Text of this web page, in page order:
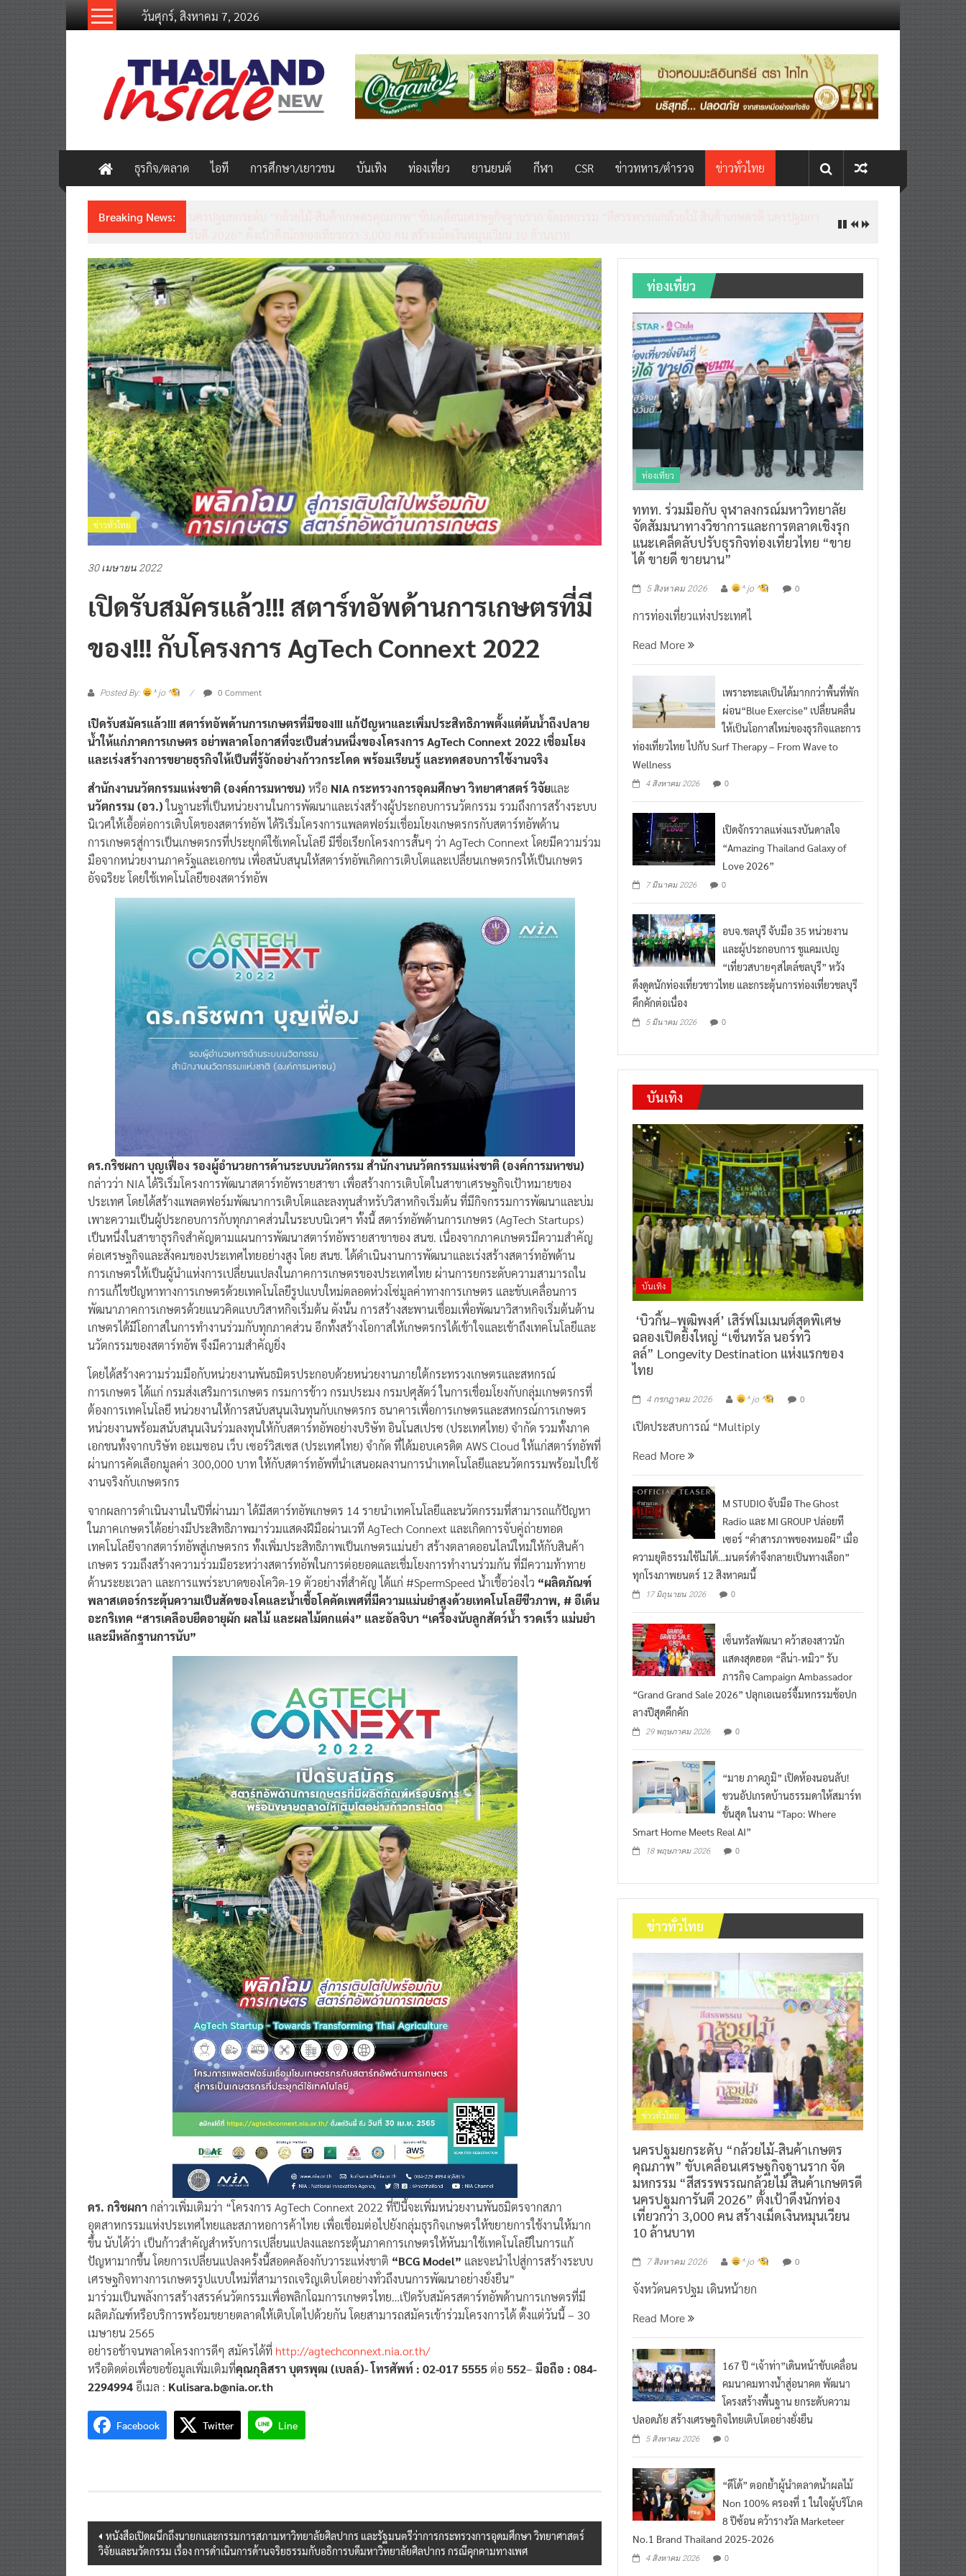
วันศุกร์, สิงหาคม 7, 2026
thailandinsidenew.com
Thailand
Inside
New
ธุรกิจ/ตลาด ไอที การศึกษา/เยาวชน บันเทิง ท่องเที่ยว ยานยนต์ กีฬา CSR ข่าวทหาร/ตำรวจ ข่าวทั่วไทย
Breaking News:
ข่าวทั่วไทย
เปิดรับสมัครแล้ว!!! สตาร์ทอัพด้านการเกษตรที่มี
ของ!!! กับโครงการ AgTech Connext 2022
เปิดรับสมัครแล้ว!!! สตาร์ทอัพด้านการเกษตรที่มีของ!!! แก้ปัญหาและเพิ่มประสิทธิภาพตั้งแต่ต้นน้ำถึงปลาย
น้ำให้แก่ภาคการเกษตร อย่าพลาดโอกาสที่จะเป็นส่วนหนึ่งของโครงการ AgTech Connext 2022 เชื่อมโยง
และเร่งสร้างการขยายธุรกิจให้เป็นที่รู้จักอย่างก้าวกระโดด พร้อมเรียนรู้ และทดสอบการใช้งานจริง
สำนักงานนวัตกรรมแห่งชาติ (องค์การมหาชน)
NIA กระทรวงการอุดมศึกษา วิทยาศาสตร์ วิจัย
นวัตกรรม (อว.)ในฐานะที่เป็นหน่วยงานในการพัฒนาและเร่งสร้างผู้ประกอบการนวัตกรรม รวมถึงการสร้างระบบ
นิเวศให้เอื้อต่อการเติบโตของสตาร์ทอัพ ได้ริเริ่มโครงการแพลตฟอร์มเชื่อมโยงเกษตรกรกับสตาร์ทอัพด้าน
การเกษตรสู่การเป็นเกษตรกรที่ประยุกต์ใช้เทคโนโลยี มีชื่อเรียกโครงการสั้นๆ ว่า AgTech Connext โดยมีความร่วม
มือจากหน่วยงานภาครัฐและเอกชน เพื่อสนับสนุนให้สตาร์ทอัพเกิดการเติบโตและเปลี่ยนเกษตรกรให้เป็นเกษตร
อัจฉริยะ โดยใช้เทคโนโลยีของสตาร์ทอัพ
ดร.กริชผกา บุญเฟื่อง รองผู้อำนวยการด้านระบบนวัตกรรม สำนักงานนวัตกรรมแห่งชาติ (องค์การมหาชน)
กล่าวว่า NIA ได้ริเริ่มโครงการพัฒนาสตาร์ทอัพรายสาขา เพื่อสร้างการเติบโตในสาขาเศรษฐกิจเป้าหมายของ
ประเทศ โดยได้สร้างแพลตฟอร์มพัฒนาการเติบโตและลงทุนสำหรับวิสาหกิจเริ่มต้น ที่มีกิจกรรมการพัฒนาและบ่ม
เพาะความเป็นผู้ประกอบการกับทุกภาคส่วนในระบบนิเวศฯ ทั้งนี้ สตาร์ทอัพด้านการเกษตร (AgTech Startups)
เป็นหนึ่งในสาขาธุรกิจสำคัญตามแผนการพัฒนาสตาร์ทอัพรายสาขาของ สนช. เนื่องจากภาคเกษตรมีความสําคัญ
ต่อเศรษฐกิจและสังคมของประเทศไทยอย่างสูง โดย สนช. ได้ดำเนินงานการพัฒนาและเร่งสร้างสตาร์ทอัพด้าน
การเกษตรให้เป็นผู้นำแห่งการเปลี่ยนแปลงในภาคการเกษตรของประเทศไทย ผ่านการยกระดับความสามารถใน
การแก้ไขปัญหาทางการเกษตรด้วยเทคโนโลยีรูปแบบใหม่ตลอดห่วงโซ่มูลค่าทางการเกษตร และขับเคลื่อนการ
พัฒนาภาคการเกษตรด้วยแนวคิดแบบวิสาหกิจเริ่มต้น ดังนั้น การสร้างสะพานเชื่อมเพื่อพัฒนาวิสาหกิจเริ่มต้นด้าน
เกษตรได้มีโอกาสในการทำงานร่วมกับทุกภาคส่วน อีกทั้งสร้างโอกาสให้เกษตรกรได้เข้าใจและเข้าถึงเทคโนโลยีและ
นวัตกรรมของสตาร์ทอัพ จึงมีความสำคัญยิ่ง
โดยได้สร้างความร่วมมือกับหน่วยงานพันธมิตรประกอบด้วยหน่วยงานภายใต้กระทรวงเกษตรและสหกรณ์
การเกษตร ได้แก่ กรมส่งเสริมการเกษตร กรมการข้าว กรมประมง กรมปศุสัตว์ ในการเชื่อมโยงกับกลุ่มเกษตรกรที่
ต้องการเทคโนโลยี หน่วยงานให้การสนับสนุนเงินทุนกับเกษตรกร ธนาคารเพื่อการเกษตรและสหกรณ์การเกษตร
หน่วยงานพร้อมสนับสนุนเงินร่วมลงทุนให้กับสตาร์ทอัพอย่างบริษัท อินโนสเปรซ (ประเทศไทย) จำกัด รวมทั้งภาค
เอกชนทั้งจากบริษัท อะเมซอน เว็บ เซอร์วิสเซส (ประเทศไทย) จำกัด ที่ได้มอบเครดิต AWS Cloud ให้แก่สตาร์ทอัพที่
ผ่านการคัดเลือกมูลค่า 300,000 บาท ให้กับสตาร์ทอัพที่นำเสนอผลงานการนำเทคโนโลยีและนวัตกรรมพร้อมไปใช้
งานจริงกับเกษตรกร
จากผลการดำเนินงานในปีที่ผ่านมา ได้มีสตาร์ทอัพเกษตร 14 รายนำเทคโนโลยีและนวัตกรรมที่สามารถแก้ปัญหา
ในภาคเกษตรได้อย่างมีประสิทธิภาพมาร่วมแสดงฝีมือผ่านเวที AgTech Connext และเกิดการจับคู่ถ่ายทอด
เทคโนโลยีจากสตาร์ทอัพสู่เกษตรกร ทั้งเพิ่มประสิทธิภาพเป็นเกษตรแม่นยำ สร้างตลาดออนไลน์ใหม่ให้กับสินค้า
เกษตร รวมถึงสร้างความร่วมมือระหว่างสตาร์ทอัพในการต่อยอดและเชื่มโยงการทำงานร่วมกัน ที่มีความท้าทาย
ด้านระยะเวลา และการแพร่ระบาดของโควิด-19 ตัวอย่างที่สำคัญ ได้แก่ #SpermSpeed น้ำเชื้อว่องไว“ผลิตภัณฑ์
พลาสเตอร์กระตุ้นความเป็นสัดของโคและน้ำเชื้อโคคัดเพศที่มีความแม่นยำสูงด้วยเทคโนโลยีชีวภาพ, # อีเด็น
อะกริเทค “สารเคลือบยืดอายุผัก ผลไม้ และผลไม้ตกแต่ง” และอัลจิบา “เครื่องนับลูกสัตว์น้ำ รวดเร็ว แม่นยำ
และมีหลักฐานการนับ”
กล่าวเพิ่มเติมว่า “โครงการ AgTech Connext 2022 ที่ปีนี้จะเพิ่มหน่วยงานพันธมิตรจากสภา
อุตสาหกรรมแห่งประเทศไทยและสภาหอการค้าไทย เพื่อเชื่อมต่อไปยังกลุ่มธุรกิจเกษตรให้ขยายการใช้งานให้มาก
ขึ้น นับได้ว่า เป็นก้าวสำคัญสำหรับการเปลี่ยนแปลงและกระตุ้นภาคการเกษตรให้หันมาใช้เทคโนโลยีในการแก้
ปัญหามากขึ้น โดยการเปลี่ยนแปลงครั้งนี้สอดคล้องกับวาระแห่งชาติ “BCG Model”และจะนำไปสู่การสร้างระบบ
เศรษฐกิจทางการเกษตรรูปแบบใหม่ที่สามารถเจริญเติบโตอย่างทั่วถึงบนการพัฒนาอย่างยั่งยืน”
มาร่วมเป็นพลังการสร้างสรรค์นวัตกรรมเพื่อพลิกโฉมการเกษตรไทย…เปิดรับสมัครสตาร์ทอัพด้านการเกษตรที่มี
ผลิตภัณฑ์หรือบริการพร้อมขยายตลาดให้เติบโตไปด้วยกัน โดยสามารถสมัครเข้าร่วมโครงการได้ ตั้งแต่วันนี้ – 30
เมษายน 2565
อย่ารอช้าจนพลาดโครงการดีๆ สมัครได้ที่
หรือติดต่อเพื่อขอข้อมูลเพิ่มเติมที่คุณกุลิสรา บุตรพุฒ (เบลล์)- โทรศัพท์ : 02-017 5555
2294994อีเมล :Kulisara.b@nia.or.th
Facebook Twitter Line
Post
navigation
หนังสือเปิดผนึกถึงนายกและกรรมการสภามหาวิทยาลัยศิลปากร และรัฐมนตรีว่าการกระทรวงการอุดมศึกษา วิทยาศาสตร์
วิจัยและนวัตกรรม เรื่อง การดำเนินการด้านจริยธรรมกับอธิการบดีมหาวิทยาลัยศิลปากร กรณีคุกคามทางเพศ
ท่องเที่ยว
ท่องเที่ยว
ททท. ร่วมมือกับ จุฬาลงกรณ์มหาวิทยาลัย
จัดสัมมนาทางวิชาการและการตลาดเชิงรุก
แนะเคล็ดลับปรับธุรกิจท่องเที่ยวไทย “ขาย
ได้ ขายดี ขายนาน”
การท่องเที่ยวแห่งประเทศไ
ผ่อน“Blue Exercise” เปลี่ยนคลื่น
ให้เป็นโอกาสใหม่ของธุรกิจและการ
ท่องเที่ยวไทย ไปกับ Surf Therapy – From Wave to
Wellness
“Amazing Thailand Galaxy of
Love 2026”
0
และผู้ประกอบการ ชูแคมเปญ
“เที่ยวสบายๆสไตล์ชลบุรี” หวัง
ดึงดูดนักท่องเที่ยวชาวไทย และกระตุ้นการท่องเที่ยวชลบุรี
คึกคักต่อเนื่อง
บันเทิง
บันเทิง
‘บิวกิ้น–พุฒิพงศ์’ เสิร์ฟโมเมนต์สุดพิเศษ
ฉลองเปิดยิ่งใหญ่ “เซ็นทรัล นอร์ทวิ
ลล์” Longevity Destination แห่งแรกของ
ไทย
เปิดประสบการณ์ “Multiply
Radio และ MI GROUP ปล่อยที
เซอร์ “คำสารภาพของหมอผี” เมื่อ
ความยุติธรรมใช้ไม่ได้…มนตร์ดำจึงกลายเป็นทางเลือก”
ทุกโรงภาพยนตร์ 12 สิงหาคมนี้
แสดงสุดฮอต “ลีน่า-หมิว” รับ
ภารกิจ Campaign Ambassador
“Grand Grand Sale 2026” ปลุกเอเนอร์จี้มหกรรมช้อปก
ลางปีสุดคึกคัก
29 พฤษภาคม 2026
ชวนอัปเกรดบ้านธรรมดาให้สมาร์ท
ขั้นสุด ในงาน “Tapo: Where
Smart Home Meets Real AI”
ข่าวทั่วไทย
ข่าวทั่วไทย
นครปฐมยกระดับ “กล้วยไม้-สินค้าเกษตร
คุณภาพ” ขับเคลื่อนเศรษฐกิจฐานราก จัด
มหกรรม “สีสรรพรรณกล้วยไม้ สินค้าเกษตรดี
นครปฐมการันตี 2026” ตั้งเป้าดึงนักท่อง
เที่ยวกว่า 3,000 คน สร้างเม็ดเงินหมุนเวียน
10 ล้านบาท
167 ปี “เจ้าท่า”เดินหน้าขับเคลื่อน
คมนาคมทางน้ำสู่อนาคต พัฒนา
โครงสร้างพื้นฐาน ยกระดับความ
ปลอดภัย สร้างเศรษฐกิจไทยเติบโตอย่างยั่งยืน
0
Non 100% ครองที่ 1 ในใจผู้บริโภค
8 ปีซ้อน คว้ารางวัล Marketeer
No.1 Brand Thailand 2025-2026
0